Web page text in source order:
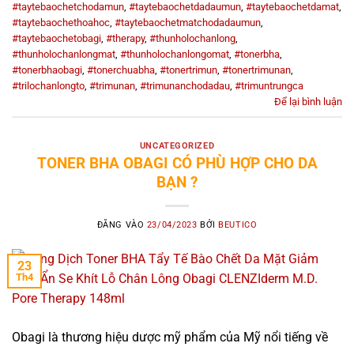
#taytebaochetchodamun, #taytebaochetdadaumun, #taytebaochetdamat,
#taytebaochethoahoc, #taytebaochetmatchodadaumun,
#taytebaochetobagi, #therapy, #thunholochanlong,
#thunholochanlongmat, #thunholochanlongomat, #tonerbha,
#tonerbhaobagi, #tonerchuabha, #tonertrimun, #tonertrimunan,
#trilochanlongto, #trimunan, #trimunanchodadau, #trimuntrungca
Để lại bình luận
UNCATEGORIZED
TONER BHA OBAGI CÓ PHÙ HỢP CHO DA
BẠN ?
ĐĂNG VÀO 23/04/2023 BỞI BEUTICO
23
Th4
Obagi là thương hiệu dược mỹ phẩm của Mỹ nổi tiếng về